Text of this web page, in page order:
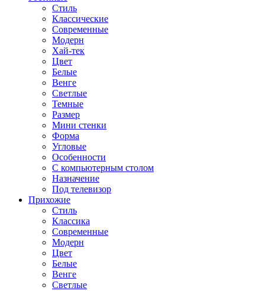
Стиль
Классические
Современные
Модерн
Хай-тек
Цвет
Белые
Венге
Светлые
Темные
Размер
Мини стенки
Форма
Угловые
Особенности
С компьютерным столом
Назначение
Под телевизор
Прихожие
Стиль
Классика
Современные
Модерн
Цвет
Белые
Венге
Светлые